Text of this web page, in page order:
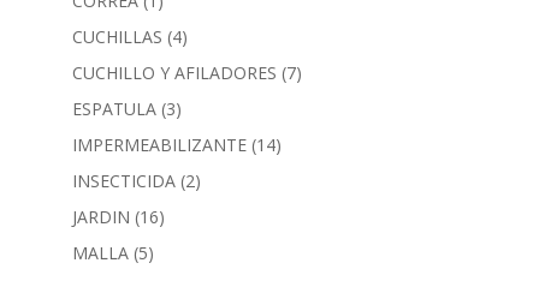
CUCHILLAS (4)
CUCHILLO Y AFILADORES (7)
ESPATULA (3)
IMPERMEABILIZANTE (14)
INSECTICIDA (2)
JARDIN (16)
MALLA (5)